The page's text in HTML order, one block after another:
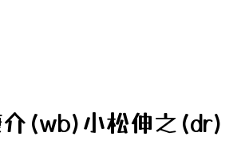
(wb)小松伸之(dr)